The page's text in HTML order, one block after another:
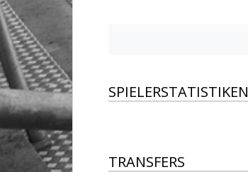
SPIELERSTATISTIKEN
TRANSFERS